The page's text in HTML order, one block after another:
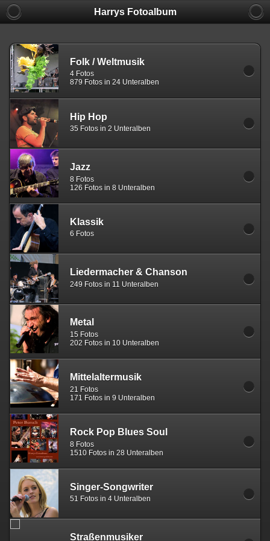
Harrys Fotoalbum
Folk / Weltmusik
4 Fotos
879 Fotos in 24 Unteralben
Hip Hop
35 Fotos in 2 Unteralben
Jazz
8 Fotos
126 Fotos in 8 Unteralben
Klassik
6 Fotos
Liedermacher & Chanson
249 Fotos in 11 Unteralben
Metal
15 Fotos
202 Fotos in 10 Unteralben
Mittelaltermusik
21 Fotos
171 Fotos in 9 Unteralben
Rock Pop Blues Soul
8 Fotos
1510 Fotos in 28 Unteralben
Singer-Songwriter
51 Fotos in 4 Unteralben
Straßenmusiker